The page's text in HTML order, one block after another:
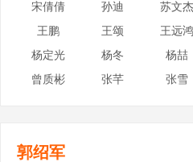
宋倩倩
孙迪 苏文杰
王鹏
王颂 王远鸿
杨定光
杨冬 杨喆
曾质彬
张芊 张雪
郭绍军